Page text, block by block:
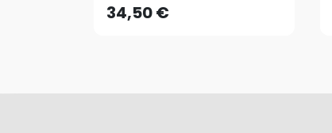
34,50 €AJOUTER AU PANIER